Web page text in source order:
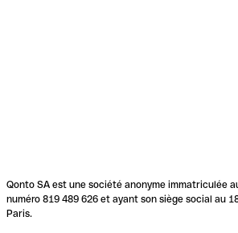
Qonto SA est une société anonyme immatriculée
numéro 819 489 626 et ayant son siège social au
Paris.